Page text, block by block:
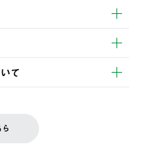
だけます。
商品を発送いたします。
曜日以降のご注文は週明け
客様ご負担とさせていただ
て
イページ内 購入履歴画面に